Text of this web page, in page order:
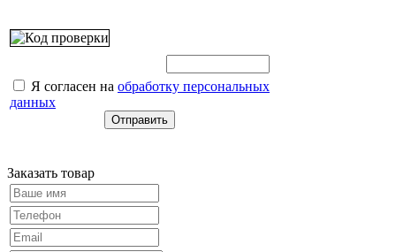
Я согласен на обработку персональных
данных
Заказать товар